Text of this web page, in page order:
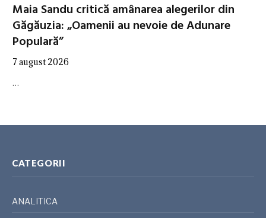
Maia Sandu critică amânarea alegerilor din
Găgăuzia: „Oamenii au nevoie de Adunare
Populară”
7 august 2026
…
CATEGORII
ANALITICA